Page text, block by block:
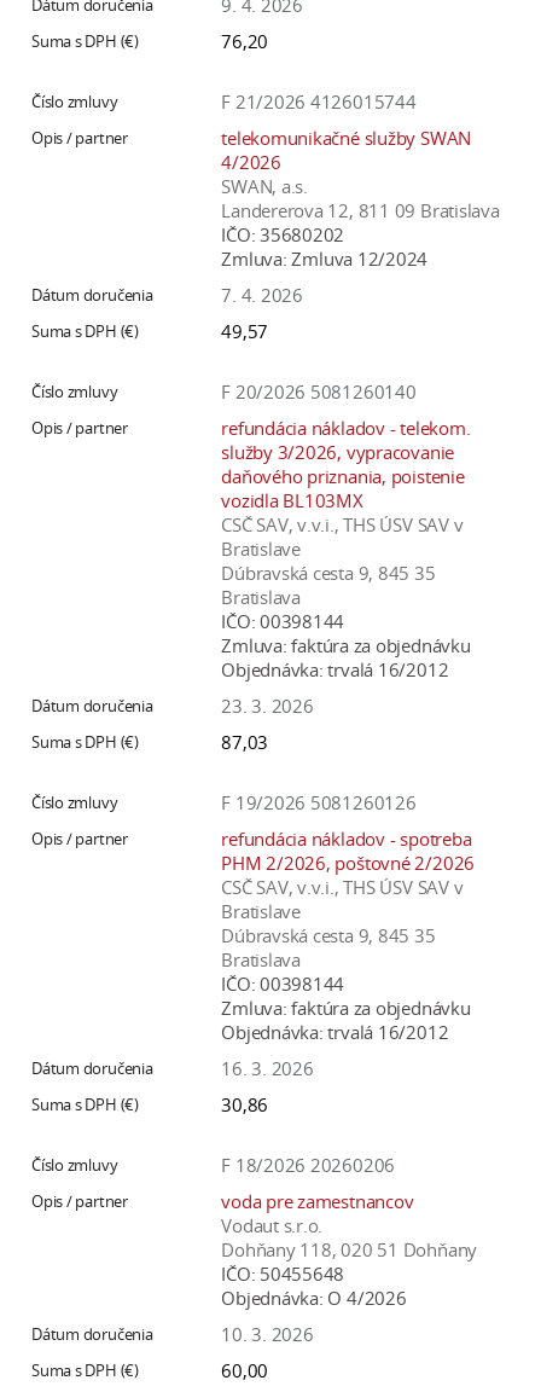
9. 4. 2026
76,20
F 21/2026 4126015744
telekomunikačné služby SWAN
4/2026
SWAN, a.s.
Landererova 12, 811 09 Bratislava
IČO: 35680202
Zmluva: Zmluva 12/2024
7. 4. 2026
49,57
F 20/2026 5081260140
refundácia nákladov - telekom.
služby 3/2026, vypracovanie
daňového priznania, poistenie
vozidla BL103MX
CSČ SAV, v.v.i., THS ÚSV SAV v
Bratislave
Dúbravská cesta 9, 845 35
Bratislava
IČO: 00398144
Zmluva: faktúra za objednávku
Objednávka: trvalá 16/2012
23. 3. 2026
87,03
F 19/2026 5081260126
refundácia nákladov - spotreba
PHM 2/2026, poštovné 2/2026
CSČ SAV, v.v.i., THS ÚSV SAV v
Bratislave
Dúbravská cesta 9, 845 35
Bratislava
IČO: 00398144
Zmluva: faktúra za objednávku
Objednávka: trvalá 16/2012
16. 3. 2026
30,86
F 18/2026 20260206
voda pre zamestnancov
Vodaut s.r.o.
Dohňany 118, 020 51 Dohňany
IČO: 50455648
Objednávka: O 4/2026
10. 3. 2026
60,00